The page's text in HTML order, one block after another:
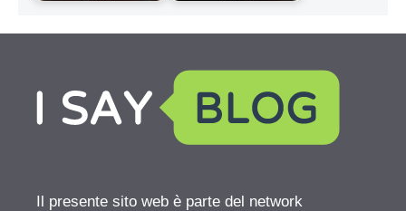
Il presente sito web è parte del network